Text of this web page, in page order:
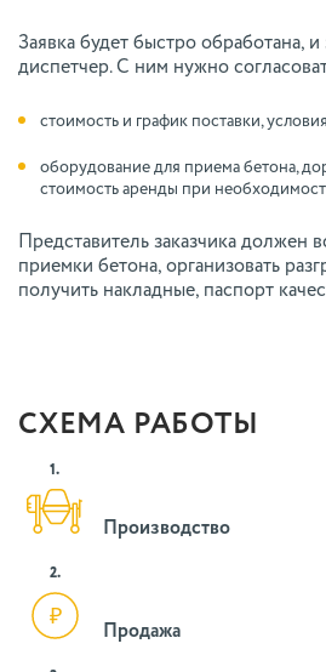
Заявка будет быстро обработана, и
диспетчер. С ним нужно
стоимость и график поставки,
оборудование для приема бетона,
стоимость аренды при
Представитель заказчика должен
приемки бетона, организовать
получить накладные, паспорт
СХЕМА РАБОТЫ
1.
Производство
2.
Продажа